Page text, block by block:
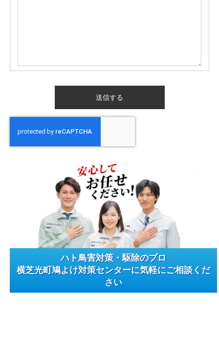
ハト鳥害対策・駆除のプロ
横芝光町鳩よけ対策センターに気軽にご相談くだ
さい